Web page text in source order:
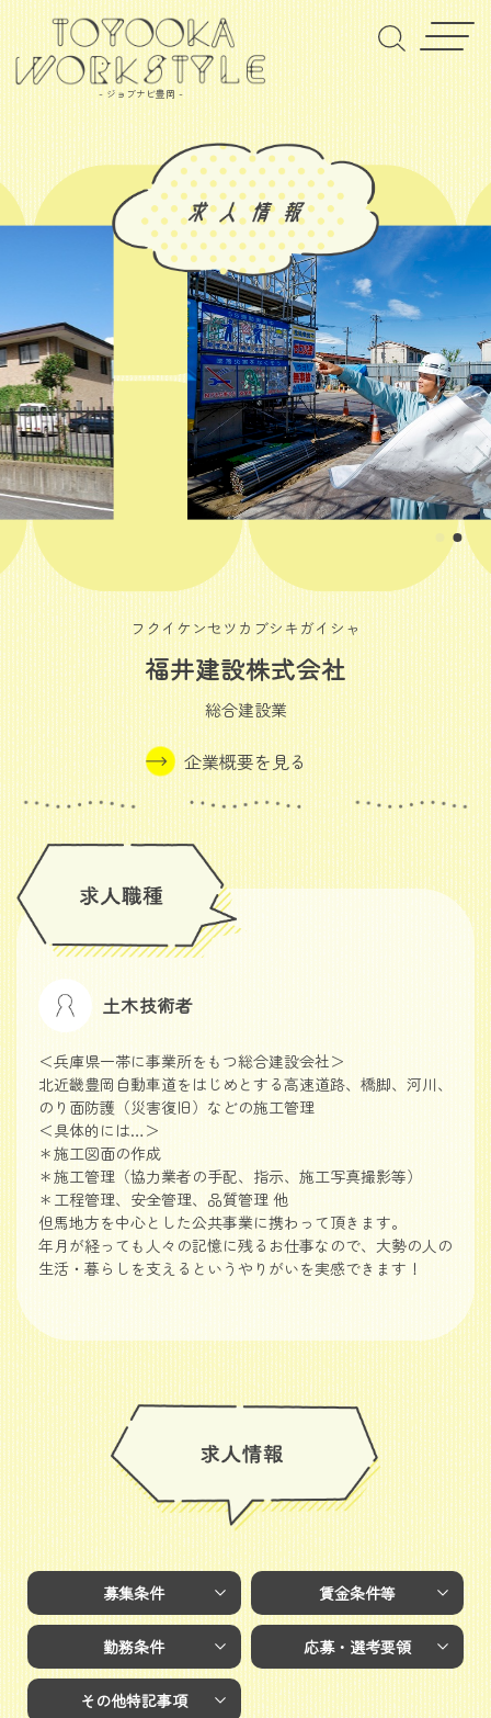
- ジョブナビ豊岡 -
フクイケンセツカブシキガイシャ
福井建設株式会社
総合建設業
企業概要を見る
土木技術者
＜兵庫県一帯に事業所をもつ総合建設会社＞
北近畿豊岡自動車道をはじめとする高速道路、橋脚、河川、
のり面防護（災害復旧）などの施工管理
＜具体的には…＞
＊施工図面の作成
＊施工管理（協力業者の手配、指示、施工写真撮影等）
＊工程管理、安全管理、品質管理 他
但馬地方を中心とした公共事業に携わって頂きます。
年月が経っても人々の記憶に残るお仕事なので、大勢の人の
生活・暮らしを支えるというやりがいを実感できます！
募集条件 賃金条件等
勤務条件 応募・選考要領
その他特記事項